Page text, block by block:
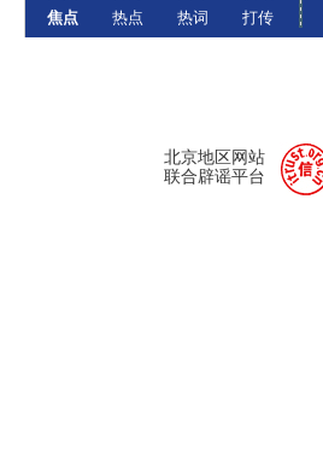
焦点
热点
热词
打传
北京地区网站
联合辟谣平台